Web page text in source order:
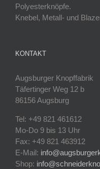
Polyesterknöpfe.
Knebel, Metall- und
KONTAKT
Augsburger Knopffabrik
Täfertinger Weg 12 b
86156 Augsburg
Tel: +49 821 461612
Mo-Do 9 bis 13 Uhr
Fax: +49 821 463912
E-Mail:
Shop: